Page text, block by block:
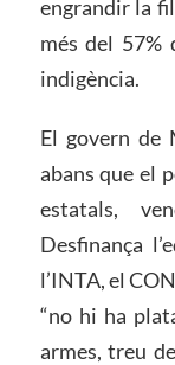
engrandir la
més del 57%
indigència.
El govern de
abans que el
estatals,
Desfinança
l’INTA, el
“no hi ha
armes, treu